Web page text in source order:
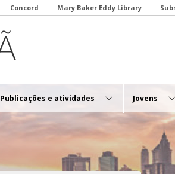
Concord Mary Baker Eddy Library
Publicações e atividades Jovens